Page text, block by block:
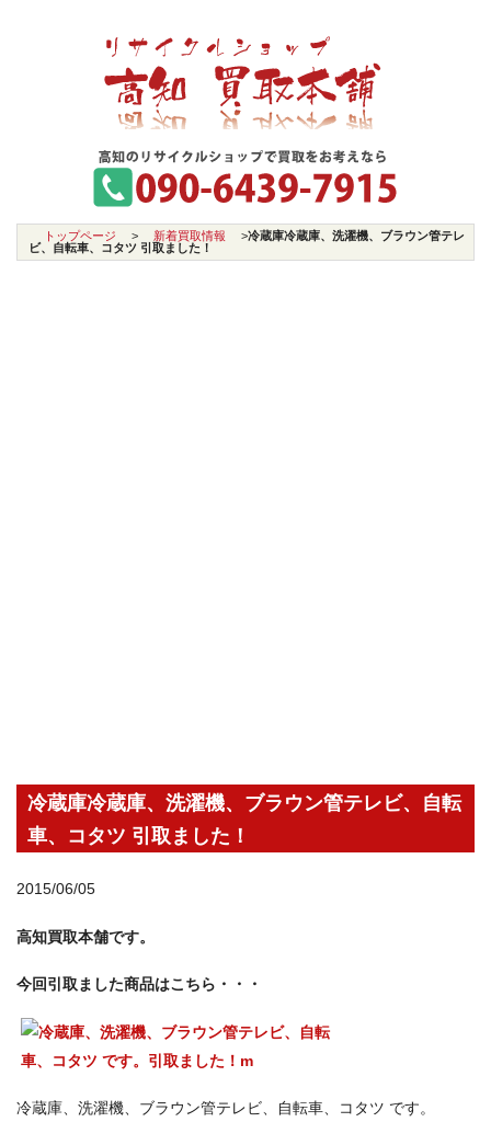
トップページ > 新着買取情報 >冷蔵庫冷蔵庫、洗濯機、ブラウン管テレ
ビ、自転車、コタツ 引取ました！
冷蔵庫冷蔵庫、洗濯機、ブラウン管テレビ、自転
車、コタツ 引取ました！
2015/06/05
高知買取本舗です。
今回引取ました商品はこちら・・・
冷蔵庫、洗濯機、ブラウン管テレビ、自転車、コタツ です。